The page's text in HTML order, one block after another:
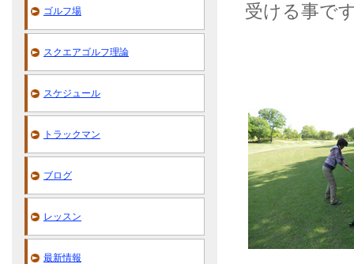
受ける事で
ゴルフ場
スクエアゴルフ理論
スケジュール
トラックマン
ブログ
レッスン
最新情報